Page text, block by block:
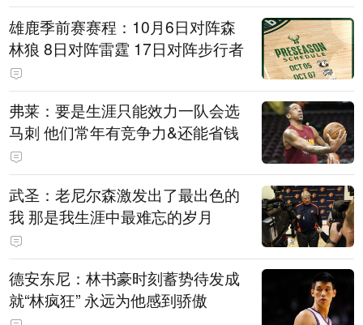
雄鹿季前赛赛程：10月6日对阵森
林狼 8日对阵雷霆 17日对阵步行者
弗莱：要是生涯只能效力一队会选
马刺 他们常年有竞争力&还能省钱
武圣：老尼尔森激发出了最出色的
我 那是我生涯中最难忘的岁月
德安东尼：林书豪时刻蓄势待发成
就“林疯狂” 永远为他感到骄傲